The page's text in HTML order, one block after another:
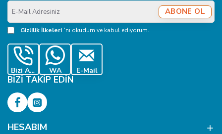
E-
Mail
Adresiniz
ABONE OL
Gizlilik İlkeleri 'ni okudum ve kabul ediyorum.
Bizi Ara WA E-Mail
BIZI TAKIP EDIN
HESABIM